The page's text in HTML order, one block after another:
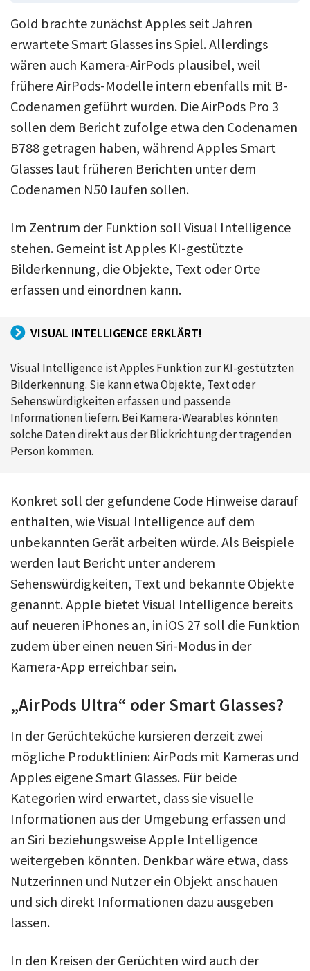
Gold brachte zunächst Apples seit Jahren
erwartete Smart Glasses ins Spiel. Allerdings
wären auch Kamera-AirPods plausibel, weil
frühere AirPods-Modelle intern ebenfalls mit B-
Codenamen geführt wurden. Die AirPods Pro 3
sollen dem Bericht zufolge etwa den Codenamen
B788 getragen haben, während Apples Smart
Glasses laut früheren Berichten unter dem
Codenamen N50 laufen sollen.
Im Zentrum der Funktion soll Visual Intelligence
stehen. Gemeint ist Apples KI-gestützte
Bilderkennung, die Objekte, Text oder Orte
erfassen und einordnen kann.
VISUAL INTELLIGENCE ERKLÄRT!
Visual Intelligence ist Apples Funktion zur KI-gestützten
Bilderkennung. Sie kann etwa Objekte, Text oder
Sehenswürdigkeiten erfassen und passende
Informationen liefern. Bei Kamera-Wearables könnten
solche Daten direkt aus der Blickrichtung der tragenden
Person kommen.
Konkret soll der gefundene Code Hinweise darauf
enthalten, wie Visual Intelligence auf dem
unbekannten Gerät arbeiten würde. Als Beispiele
werden laut Bericht unter anderem
Sehenswürdigkeiten, Text und bekannte Objekte
genannt. Apple bietet Visual Intelligence bereits
auf neueren iPhones an, in iOS 27 soll die Funktion
zudem über einen neuen Siri-Modus in der
Kamera-App erreichbar sein.
„AirPods Ultra“ oder Smart Glasses?
In der Gerüchteküche kursieren derzeit zwei
mögliche Produktlinien: AirPods mit Kameras und
Apples eigene Smart Glasses. Für beide
Kategorien wird erwartet, dass sie visuelle
Informationen aus der Umgebung erfassen und
an Siri beziehungsweise Apple Intelligence
weitergeben könnten. Denkbar wäre etwa, dass
Nutzerinnen und Nutzer ein Objekt anschauen
und sich direkt Informationen dazu ausgeben
lassen.
In den Kreisen der Gerüchten wird auch der